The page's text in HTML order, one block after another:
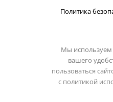
Политика
Мы используем
вашего
пользоваться
с политикой